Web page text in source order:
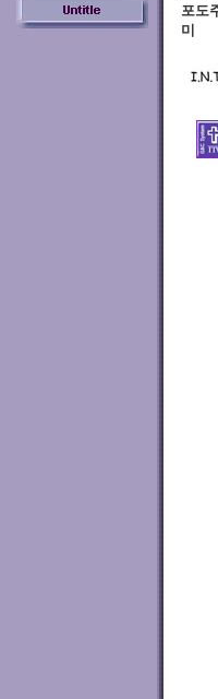
포도
미